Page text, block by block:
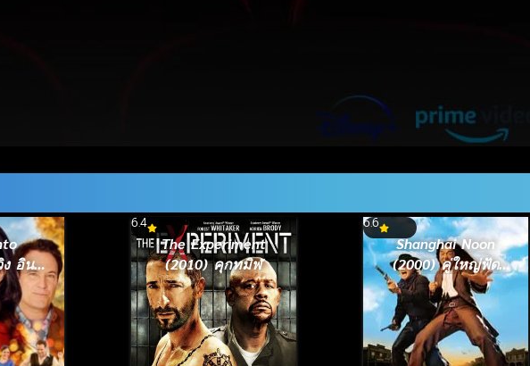
ง อินทู
6.4
The Experiment
(2010) คุกทมิฬ
6.6
Shanghai Noon
(2000) คู่ใหญ่ฟัด
ข้ามโลก